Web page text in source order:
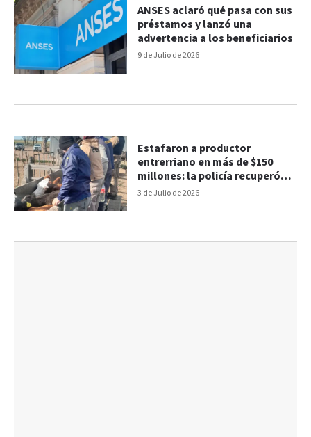
9 de Julio de 2026
ANSES aclaró qué pasa con sus
préstamos y lanzó una
advertencia a los beneficiarios
3 de Julio de 2026
Estafaron a productor
entrerriano en más de $150
millones: la policía recuperó
los animales